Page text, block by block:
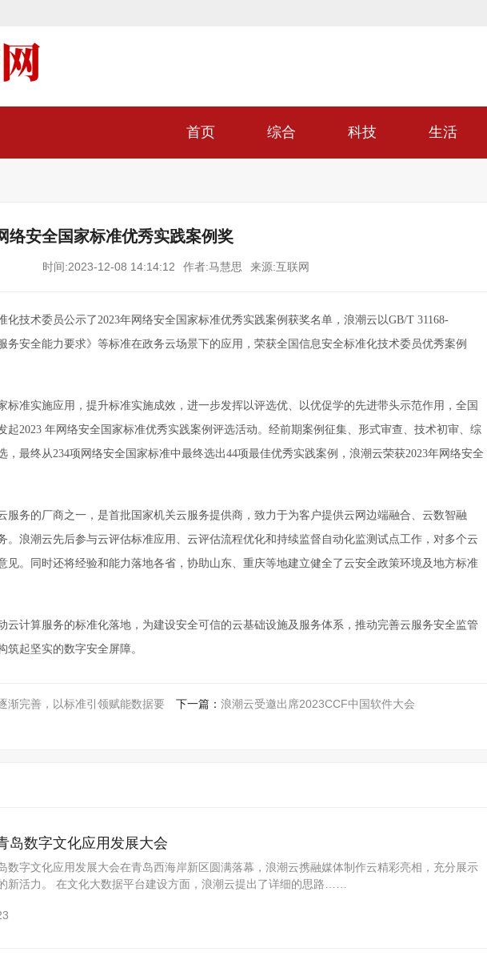
首页 综合 科技 生活
络安全国家标准优秀实践案例奖
时间:2023-12-08 14:14:12 作者:马慧思 来源:互联网
化技术委员公示了2023年网络安全国家标准优秀实践案例获奖名单，浪潮云以GB/T 31168-
务安全能力要求》等标准在政务云场景下的应用，荣获全国信息安全标准化技术委员优秀案例
标准实施应用，提升标准实施成效，进一步发挥以评选优、以优促学的先进带头示范作用，全国
起2023 年网络安全国家标准优秀实践案例评选活动。经前期案例征集、形式审查、技术初审、综
，最终从234项网络安全国家标准中最终选出44项最佳优秀实践案例，浪潮云荣获2023年网络安全
服务的厂商之一，是首批国家机关云服务提供商，致力于为客户提供云网边端融合、云数智融
。浪潮云先后参与云评估标准应用、云评估流程优化和持续监督自动化监测试点工作，对多个云
见。同时还将经验和能力落地各省，协助山东、重庆等地建立健全了云安全政策环境及地方标准
云计算服务的标准化落地，为建设安全可信的云基础设施及服务体系，推动完善云服务安全监管
起坚实的数字安全屏障。
渐完善，以标准引领赋能数据要
下一篇： 浪潮云受邀出席2023CCF中国软件大会
岛数字文化应用发展大会
数字文化应用发展大会在青岛西海岸新区圆满落幕，浪潮云携融媒体制作云精彩亮相，充分展示
新活力。 在文化大数据平台建设方面，浪潮云提出了详细的思路……